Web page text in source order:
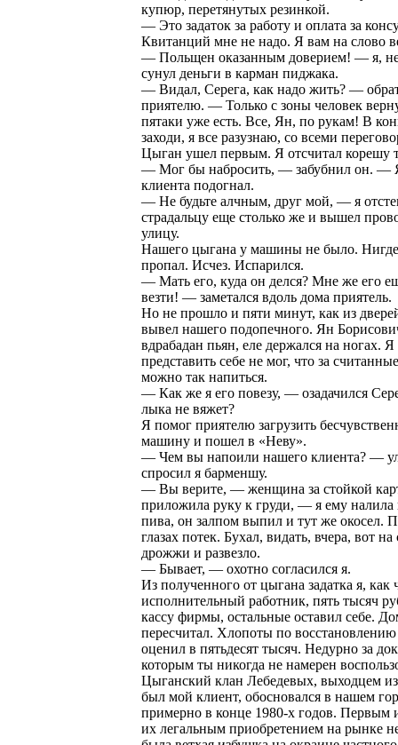
купюр, перетянутых резинкой.
— Это задаток за работу и оплата за
Квитанций мне не надо. Я вам на слово
— Польщен оказанным доверием! — я, не
сунул деньги в карман пиджака.
— Видал, Серега, как надо жить? —
приятелю. — Только с зоны человек
пятаки уже есть. Все, Ян, по рукам! В
заходи, я все разузнаю, со всеми
Цыган ушел первым. Я отсчитал корешу
— Мог бы набросить, — забубнил он. — Я
клиента подогнал.
— Не будьте алчным, друг мой, — я
страдальцу еще столько же и вышел
улицу.
Нашего цыгана у машины не было.
пропал. Исчез. Испарился.
— Мать его, куда он делся? Мне же его
везти! — заметался вдоль дома приятель.
Но не прошло и пяти минут, как из
вывел нашего подопечного. Ян
вдрабадан пьян, еле держался на ногах.
представить себе не мог, что за
можно так напиться.
— Как же я его повезу, — озадачился
лыка не вяжет?
Я помог приятелю загрузить
машину и пошел в «Неву».
— Чем вы напоили нашего клиента? —
спросил я барменшу.
— Вы верите, — женщина за стойкой
приложила руку к груди, — я ему налила
пива, он залпом выпил и тут же окосел.
глазах потек. Бухал, видать, вчера, вот на
дрожжи и развезло.
— Бывает, — охотно согласился я.
Из полученного от цыгана задатка я, как
исполнительный работник, пять тысяч
кассу фирмы, остальные оставил себе.
пересчитал. Хлопоты по
оценил в пятьдесят тысяч. Недурно за
которым ты никогда не намерен
Цыганский клан Лебедевых, выходцем из
был мой клиент, обосновался в нашем
примерно в конце 1980-х годов. Первым
их легальным приобретением на рынке